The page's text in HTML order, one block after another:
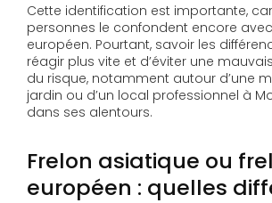
Cette identification est importante,
personnes le confondent encore
européen. Pourtant, savoir les
réagir plus vite et d’éviter une
du risque, notamment autour d’une
jardin ou d’un local professionnel à
dans ses alentours.
Frelon asiatique ou
européen : quelles